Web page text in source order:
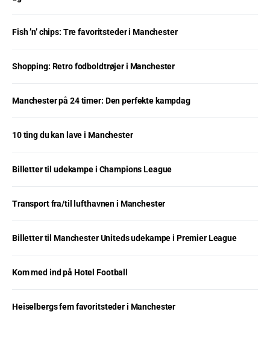
Fish ’n’ chips: Tre favoritsteder i Manchester
Shopping: Retro fodboldtrøjer i Manchester
Manchester på 24 timer: Den perfekte kampdag
10 ting du kan lave i Manchester
Billetter til udekampe i Champions League
Transport fra/til lufthavnen i Manchester
Billetter til Manchester Uniteds udekampe i Premier League
Kom med ind på Hotel Football
Heiselbergs fem favoritsteder i Manchester